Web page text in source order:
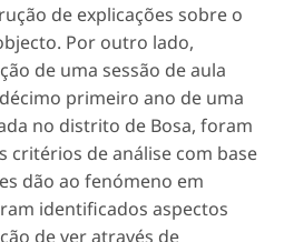
de explicações sobre o
Por outro lado,
de uma sessão de aula
primeiro ano de uma
no distrito de Bosa, foram
critérios de análise com base
dão ao fenómeno em
identificados aspectos
de ver através de